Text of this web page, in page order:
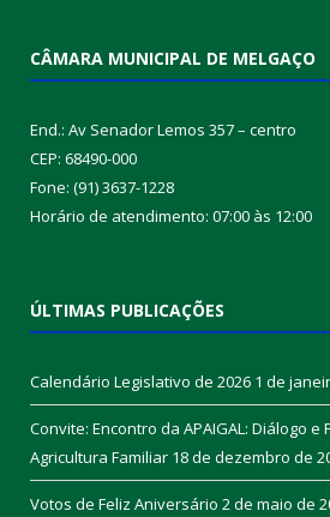
CÂMARA MUNICIPAL DE MELGAÇO
End.: Av Senador Lemos 357 – centro
CEP: 68490-000
Fone: (91) 3637-1228
Horário de atendimento: 07:00 às 12:00
ÚLTIMAS PUBLICAÇÕES
Calendário Legislativo de 2026 1 de
Convite: Encontro da APAIGAL: Diálogo e
Agricultura Familiar 18 de dezembro de
Votos de Feliz Aniversário 2 de maio de